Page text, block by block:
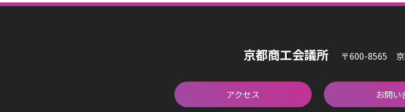
京都商工会議所 〒600-8565 京
アクセス お問い